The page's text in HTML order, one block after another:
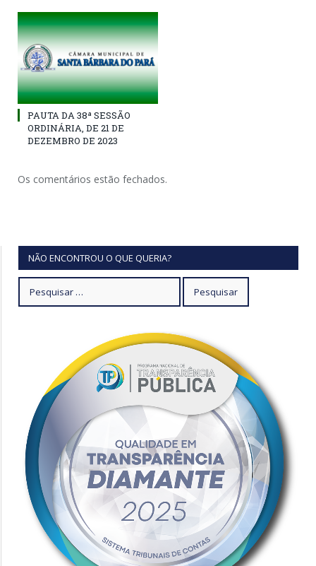
PAUTA DA 38ª SESSÃO
ORDINÁRIA, DE 21 DE
DEZEMBRO DE 2023
Os comentários estão fechados.
NÃO ENCONTROU O QUE QUERIA?